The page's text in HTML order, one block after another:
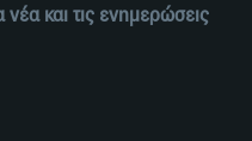
και τις ενημερώσεις